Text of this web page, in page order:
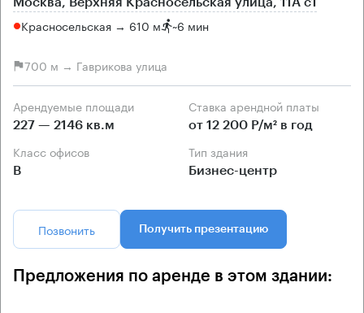
Красносельская → 610 м ~6 мин
700 м → Гаврикова улица
Арендуемые площади
227 — 2146 кв.м
Ставка арендной платы
от 12 200 Р/м² в год
Класс офисов
B
Тип здания
Бизнес-центр
Позвонить Получить презентацию
Предложения по аренде в этом здании: